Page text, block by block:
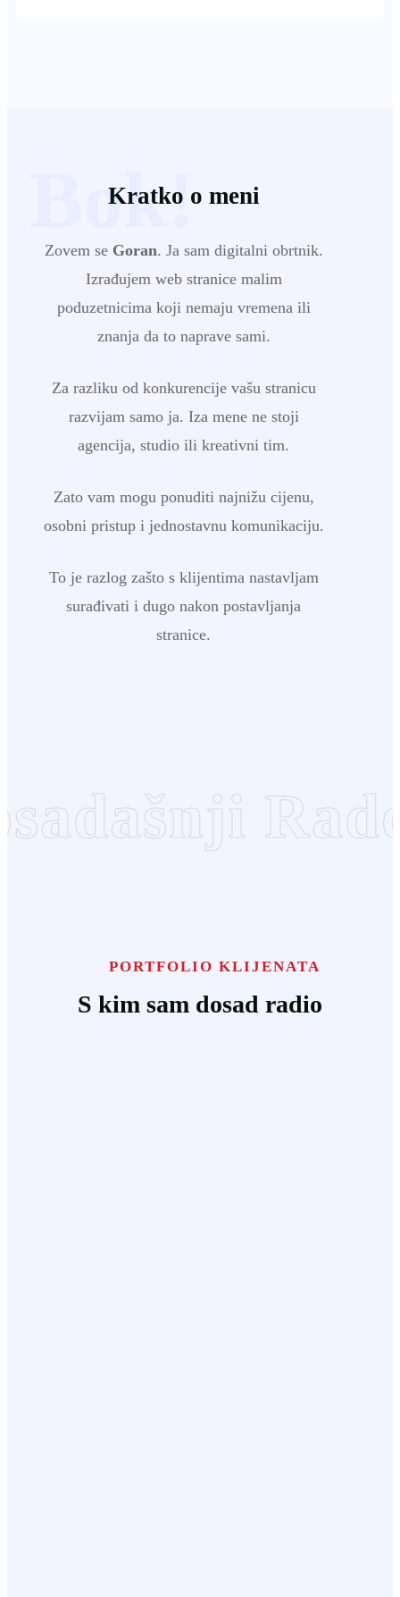
Bok!
Kratko o meni
Zovem se Goran. Ja sam digitalni obrtnik.
Izrađujem web stranice malim
poduzetnicima koji nemaju vremena ili
znanja da to naprave sami.
Za razliku od konkurencije vašu stranicu
razvijam samo ja. Iza mene ne stoji
agencija, studio ili kreativni tim.
Zato vam mogu ponuditi najnižu cijenu,
osobni pristup i jednostavnu komunikaciju.
To je razlog zašto s klijentima nastavljam
surađivati i dugo nakon postavljanja
stranice.
PORTFOLIO KLIJENATA
S kim sam dosad radio